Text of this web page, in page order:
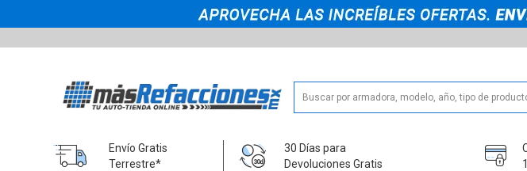
Envío Gratis
Terrestre*
30 Días para
Devoluciones Gratis